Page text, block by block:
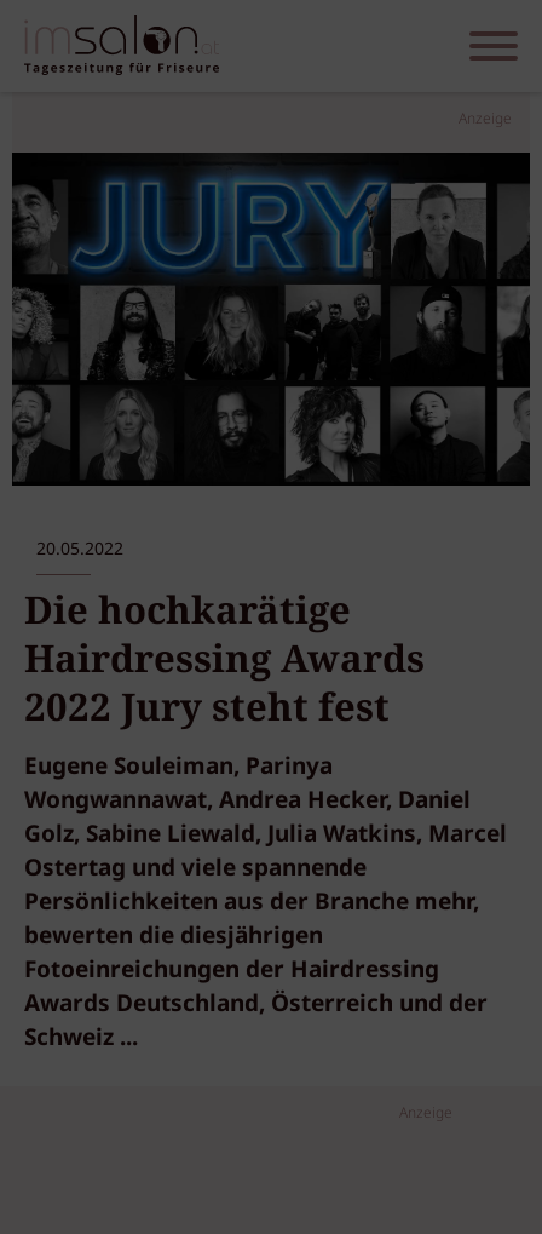
Anzeige
20.05.2022
Die hochkarätige
Hairdressing Awards
2022 Jury steht fest
Eugene Souleiman, Parinya
Wongwannawat, Andrea Hecker, Daniel
Golz, Sabine Liewald, Julia Watkins, Marcel
Ostertag und viele spannende
Persönlichkeiten aus der Branche mehr,
bewerten die diesjährigen
Fotoeinreichungen der Hairdressing
Awards Deutschland, Österreich und der
Schweiz ...
Anzeige